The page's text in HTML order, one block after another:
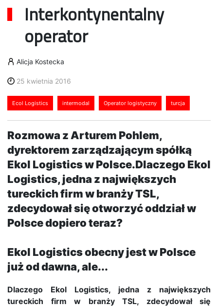
Interkontynentalny
operator
Alicja Kostecka
25 kwietnia 2016
Ecol Logistics intermodal Operator logistyczny turcja
Rozmowa z Arturem Pohlem,
dyrektorem zarządzającym spółką
Ekol Logistics w Polsce.Dlaczego Ekol
Logistics, jedna z największych
tureckich firm w branży TSL,
zdecydował się otworzyć oddział w
Polsce dopiero teraz?
Ekol Logistics obecny jest w Polsce
już od dawna, ale...
Dlaczego Ekol Logistics, jedna z największych
tureckich firm w branży TSL, zdecydował się